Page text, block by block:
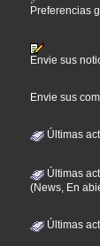
Preferencias
Envie sus
Envie sus
Últimas
Últimas
(News, En
Últimas